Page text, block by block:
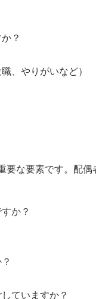
？
、やりがいなど）
な要素です。配
か？
ていますか？